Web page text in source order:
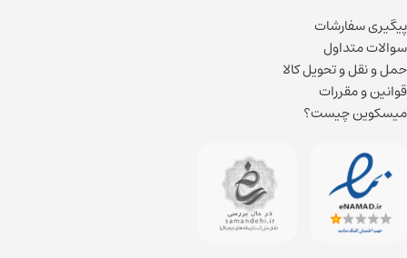
پیگیری سفارشات
سوالات متداول
حمل و نقل و تحویل کالا
قوانین و مقررات
میسکوین چیست؟